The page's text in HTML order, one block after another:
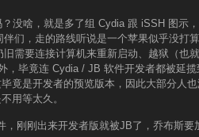
没啥，就是多了组 Cydia 跟 iSSH 图示
们，走的路线听说是一个苹果似乎没打算
需要连接计算机来重新启动、越狱（也就
，毕竟连 Cydia / JB 软件开发者都被延揽
竟是开发者的预览版本，因此大部分人
用等太久。
刚刚出来开发者版就被JB了，乔布斯要